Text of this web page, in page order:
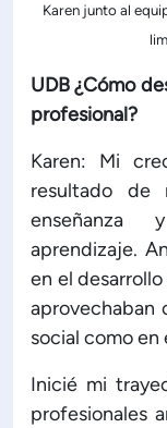
Karen junto al
UDB ¿Cómo
profesional?
Karen: Mi
resultado de
enseñanza
aprendizaje.
en el
aprovechaban
social como en
Inicié mi
profesionales